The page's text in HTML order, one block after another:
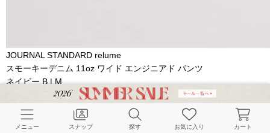
JOURNAL STANDARD relume
スモーキーデニム 11oz ワイド エンジニアド パンツ
ネイビー B | M
メニュー スナップ 探す お気に入り カート